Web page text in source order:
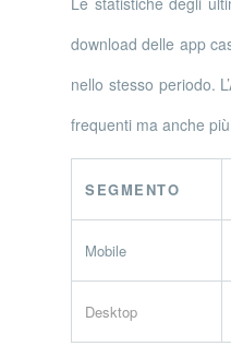
download delle app
nello stesso periodo.
frequenti ma anche
SEGMENTO
Mobile
Desktop